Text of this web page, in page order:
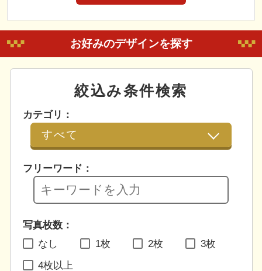
お好みのデザインを探す
絞込み条件検索
カテゴリ：
フリーワード：
写真枚数：
なし
1枚 2枚 3枚
4枚以上